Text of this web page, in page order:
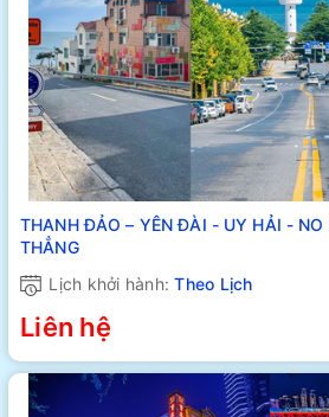
THANH ĐẢO – YÊN ĐÀI - UY HẢI - NO SHOPPING BAY
THẲNG
Lịch khởi hành:Theo Lịch
Liên hệ